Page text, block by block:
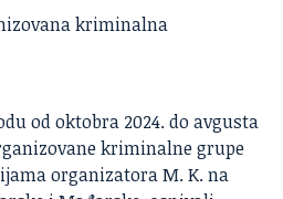
od oktobra 2024. do avgusta
kriminalne grupe
organizatora M. K. na